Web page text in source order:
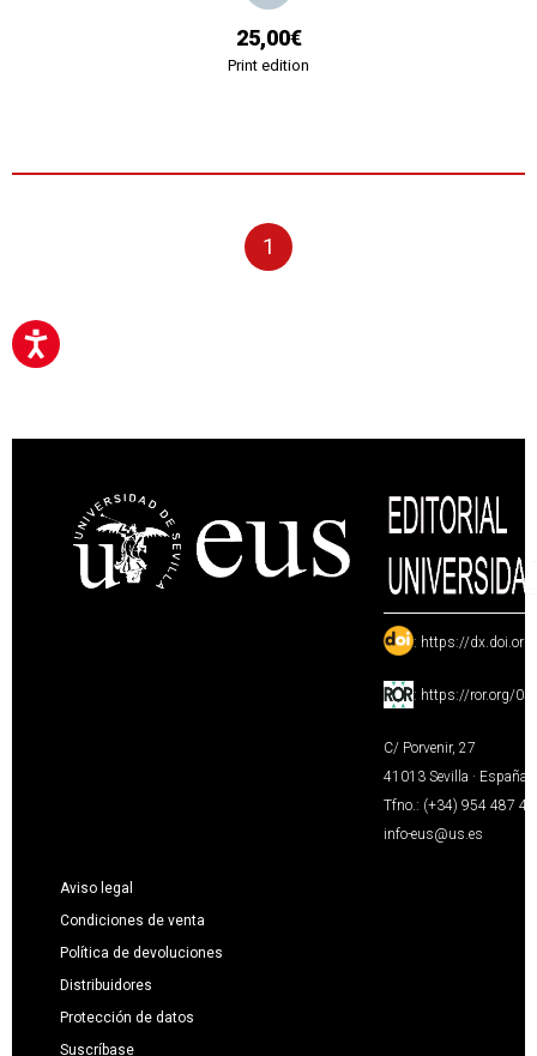
25,00€
Print edition
1
: https://
: https://ror.org/
C/ Porvenir, 27
41013 Sevilla · España
Tfno.: (+34) 954 487
info-eus@us.es
Aviso legal
Condiciones de venta
Política de devoluciones
Distribuidores
Protección de datos
Suscríbase